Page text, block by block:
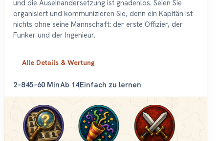
und die Auseinandersetzung ist gnadenlos. Seien Sie
organisiert und kommunizieren Sie, denn ein Kapitän ist
nichts ohne seine Mannschaft: der erste Offizier, der
Funker und der Ingenieur.
Alle Details & Wertung
2–845–60 MinAb 14Einfach zu lernen